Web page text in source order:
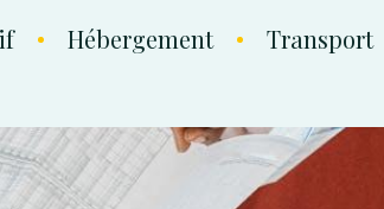
Hébergement Transport